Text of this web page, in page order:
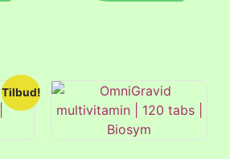
Tilbud!